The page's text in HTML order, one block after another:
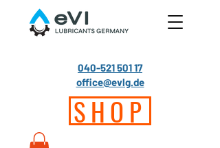
040-521 501 17
office@evlg.de
SHOP